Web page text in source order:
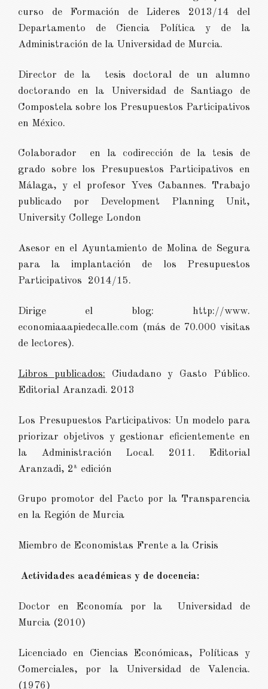
curso de Formación de Lideres 2013/14 del
Departamento de Ciencia Política y de la
Administración de la Universidad de Murcia.
Director de la tesis doctoral de un alumno
doctorando en la Universidad de Santiago de
Compostela sobre los Presupuestos Participativos
en México.
Colaborador en la codirección de la tesis de
grado sobre los Presupuestos Participativos en
Málaga, y el profesor Yves Cabannes. Trabajo
publicado por Development Planning Unit,
University College London
Asesor en el Ayuntamiento de Molina de Segura
para la implantación de los Presupuestos
Participativos 2014/15.
Dirige el blog: http://www.
economiaaapiedecalle.com (más de 70.000 visitas
de lectores).
Libros publicados: Ciudadano y Gasto Público.
Editorial Aranzadi. 2013
Los Presupuestos Participativos: Un modelo para
priorizar objetivos y gestionar eficientemente en
la Administración Local. 2011. Editorial
Aranzadi, 2ª edición
Grupo promotor del Pacto por la Transparencia
en la Región de Murcia
Miembro de Economistas Frente a la Crisis
Actividades académicas y de docencia:
Doctor en Economía por la Universidad de
Murcia (2010)
Licenciado en Ciencias Económicas, Políticas y
Comerciales, por la Universidad de Valencia.
(1976)